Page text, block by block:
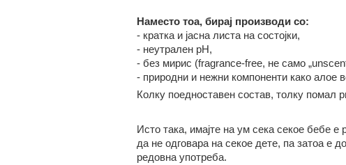
Наместо тоа, бирај производи со:
-кратка и јасна листа на состојки,
-неутрален pH,
-без мирис (fragrance-free, не само
-природни и нежни компоненти како алое
Колку поедноставен состав, толку помал
Исто така, имајте на ум секасекое бебе е
да не одговара на секое дете, па затоа е
редовна употреба.